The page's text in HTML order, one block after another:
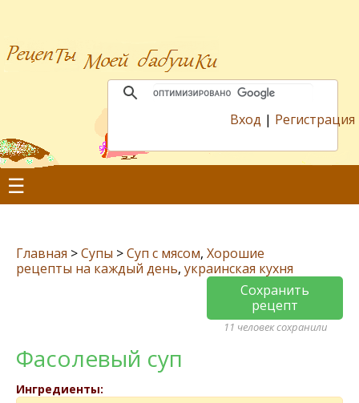
Вход | Регистрация
☰
Главная >Супы >Суп с мясом, Хорошие
рецепты на каждый день, украинская кухня
Сохранить
рецепт
11 человек сохранили
Фасолевый суп
Ингредиенты: